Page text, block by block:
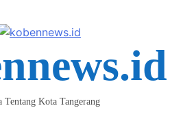
Tentang Kota Tangerang